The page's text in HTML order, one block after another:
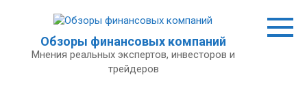
контентуОбзоры финансовых компаний
Мнения реальных экспертов, инвесторов и
трейдеров